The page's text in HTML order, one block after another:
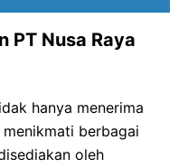
PT Nusa Raya
hanya menerima
berbagai
oleh